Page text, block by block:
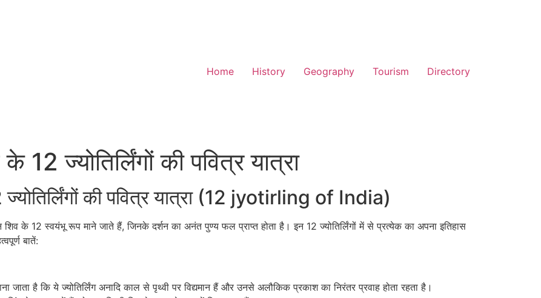
Home History Geography Tourism Directory
ज्योतिर्लिंगों की पवित्र यात्रा
की पवित्र यात्रा (12 jyotirling of India)
शिव के 12 स्वयंभू रूप माने जाते हैं, जिनके दर्शन का अनंत पुण्य फल प्राप्त होता है। इन 12 ज्योतिर्लिंगों में से प्रत्येक का अपना इतिहास
बातें:
जाता है कि ये ज्योतिर्लिंग अनादि काल से पृथ्वी पर विद्यमान हैं और उनसे अलौकिक प्रकाश का निरंतर प्रवाह होता रहता है।